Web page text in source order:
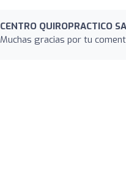
CENTRO QUIROPRACTICO
Muchas gracias por tu